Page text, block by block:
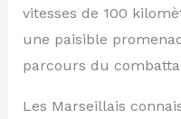
vitesses de 100
une paisible
parcours du
Les Marseillais